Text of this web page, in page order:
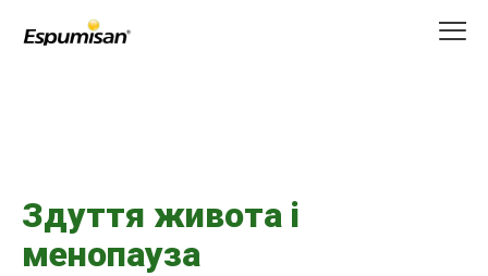
основного
Здуття живота і
менопауза